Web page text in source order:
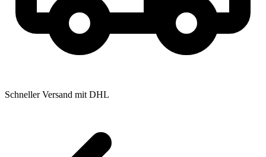
Schneller Versand mit DHL